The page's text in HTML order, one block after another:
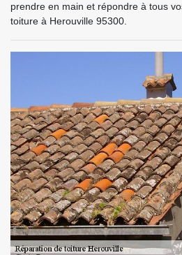
prendre en main et répondre à tous
toiture à Herouville 95300.